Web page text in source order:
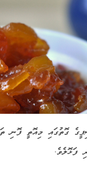
ގޮތުގައި މިއޮތީ ފޮނި
ފަޅޮލެވެ.